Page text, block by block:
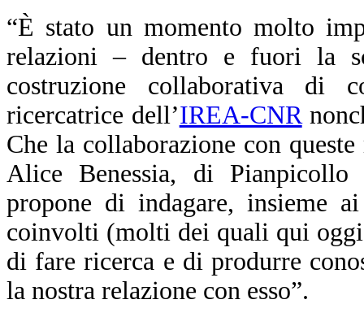
“È stato un momento molto
relazioni – dentro e fuori la
costruzione collaborativa di
ricercatrice dell’IREA-CNR
Che la collaborazione con
Alice Benessia, di
propone di indagare, insieme
coinvolti (molti dei quali qui
di fare ricerca e di produrre
la nostra relazione con esso”.